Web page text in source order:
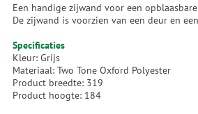
Een handige zijwand voor een
De zijwand is voorzien van een deur en
Specificaties
Kleur: Grijs
Materiaal: Two Tone Oxford Polyester
Product breedte: 319
Product hoogte: 184